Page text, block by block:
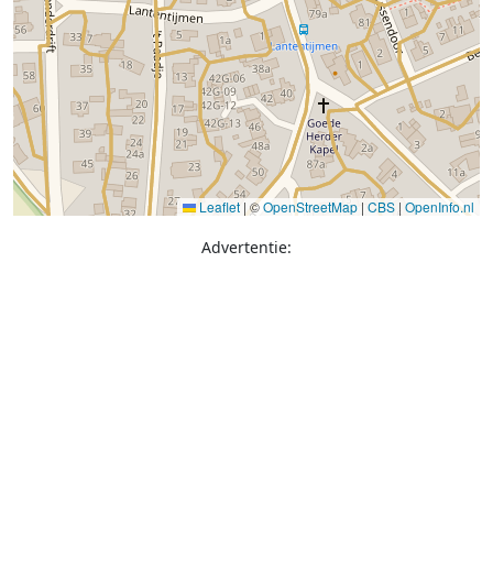
Leaflet | ©OpenStreetMap | CBS | OpenInfo.nl
Advertentie: